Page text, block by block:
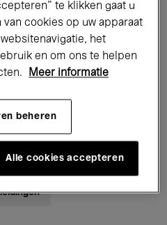
Films
& Debatten
Global Music
Palace
te klikken gaat u
cookies op uw apparaat
het
en om ons te helpen
Meer informatie
beheren
Alle cookies accepteren